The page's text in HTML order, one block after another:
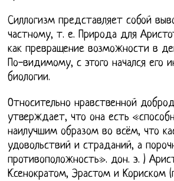
Силлогизм представляет собой
частному, т. е. Природа для
как превращение возможности в
По-видимому, с этого начался его
биологии.
Относительно нравственной
утверждает, что она есть
наилучшим образом во всём, что
удовольствий и страданий, а
противоположность». дон. э. )
Ксенократом, Эрастом и Кориском